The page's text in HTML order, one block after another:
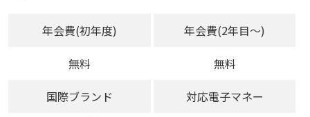
年会費(初年度)
無料
年会費(2年目～)
無料
国際ブランド
対応電子マネー